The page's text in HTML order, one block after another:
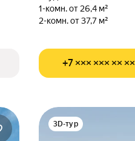
1-комн. от 26,4 м²
2-комн. от 37,7 м²
+7 ××× ××× ×× ××
3D-тур